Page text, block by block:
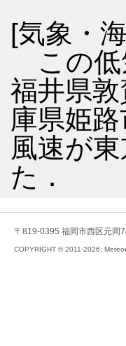
[気象・
この低
福井県
庫県姫
風速が
た．
〒819-0395 福岡市西区元
COPYRIGHT © 2011-2026;